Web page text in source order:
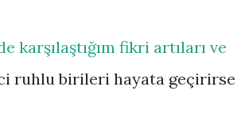
karşılaştığım fikri artıları ve
ruhlu birileri hayata geçirirse